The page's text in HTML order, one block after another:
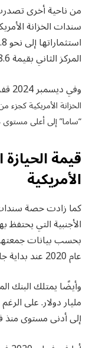
من ناحية أخرى تصدرت
سندات الخزانة
المركز الثاني بقيمة 768.6 مليار دولار.
وفي ديسمبر 2024 قفزت الاستثمارات
الخزانة الأمريكية
“ساما” إلى أعلى مستوى خلال 4
قيمة
الأمريكية
كما زادت حصة سندات
بحسب بيانات جمعتها
عام 2020 عند بداية جائحة كورونا.
مليار دولار. على
إلى أدنى مستوى منذ